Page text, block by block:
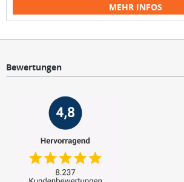
MEHR INFOS
Bewertungen